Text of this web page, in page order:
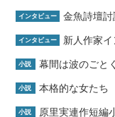
インタビュー 金魚詩壇
インタビュー 新人作家
小説 幕間は波のご
小説 本格的な女た
小説 原里実連作短編